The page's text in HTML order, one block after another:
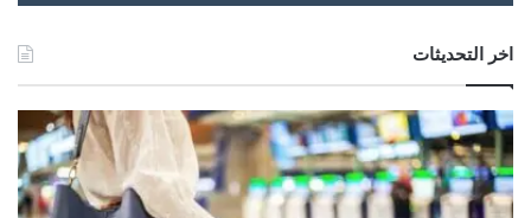
yalebnan.org — حماس عدوان الضاحية يستهدف
اخر التحديثات